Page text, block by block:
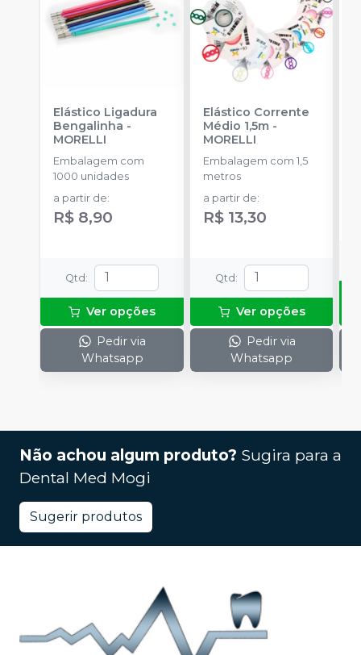
Elástico Ligadura
Bengalinha -
MORELLI
Embalagem com
1000 unidades
a partir de:
R$ 8,90
Qtd :
Ver opções
Pedir via
Whatsapp
Elástico Corrente
Médio 1,5m-
MORELLI
Embalagem com 1,5
metros
a partir de:
R$ 13,30
Qtd :
Ver opções
Pedir via
Whatsapp
Não achou algum produto? Sugira para a
Dental Med Mogi
Sugerir produtos